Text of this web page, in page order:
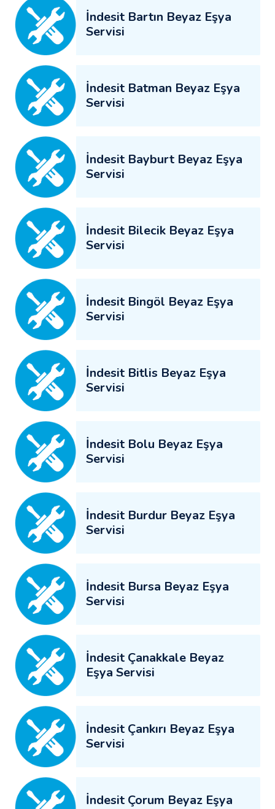
İndesit Bartın Beyaz Eşya
Servisi
İndesit Batman Beyaz Eşya
Servisi
İndesit Bayburt Beyaz Eşya
Servisi
İndesit Bilecik Beyaz Eşya
Servisi
İndesit Bingöl Beyaz Eşya
Servisi
İndesit Bitlis Beyaz Eşya
Servisi
İndesit Bolu Beyaz Eşya
Servisi
İndesit Burdur Beyaz Eşya
Servisi
İndesit Bursa Beyaz Eşya
Servisi
İndesit Çanakkale Beyaz
Eşya Servisi
İndesit Çankırı Beyaz Eşya
Servisi
İndesit Çorum Beyaz Eşya